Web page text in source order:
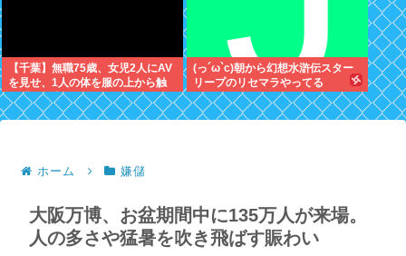
【千葉】無職75歳、女児2人にAV
を見せ、1人の体を服の上から触
る「服の上からぺろっと触ったと
思う」
(っ´ω`c)朝から幻想水滸伝スター
リープのリセマラやってる
ホーム 嫌儲
大阪万博、お盆期間中に135万人が来場。
人の多さや猛暑を吹き飛ばす賑わい